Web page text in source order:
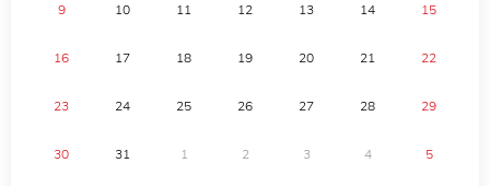
9 10 11 12 13 14 15
16 17 18 19 20 21 22
23 24 25 26 27 28 29
30 31 1 2 3 4 5